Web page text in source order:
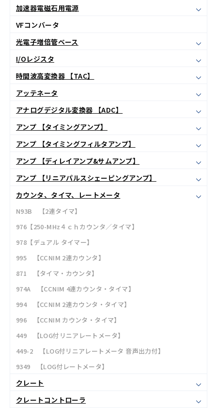
加速器電磁石用電源
VFコンバータ
光電子増倍管ベース
I/Oレジスタ
時間波高変換器 【TAC】
アッテネータ
アナログデジタル変換器 【ADC】
アンプ 【タイミングアンプ】
アンプ 【タイミングフィルタアンプ】
アンプ 【ディレイアンプ&サムアンプ】
アンプ 【リニアパルスシェーピングアンプ】
カウンタ、タイマ、レートメータ
N93B 【2連タイマ】
976【250-MHz４ｃｈカウンタ／タイマ】
978【デュアル タイマー】
995 【CCNIM 2連カウンタ】
871 【タイマ・カウンタ】
974A 【CCNIM 4連カウンタ・タイマ】
994 【CCNIM 2連カウンタ・タイマ】
996 【CCNIM カウンタ・タイマ】
449 【LOG付リニアレートメータ】
449-2 【LOG付リニアレートメータ 音声出力付】
9349 【LOG付レートメータ】
クレート
クレートコントローラ